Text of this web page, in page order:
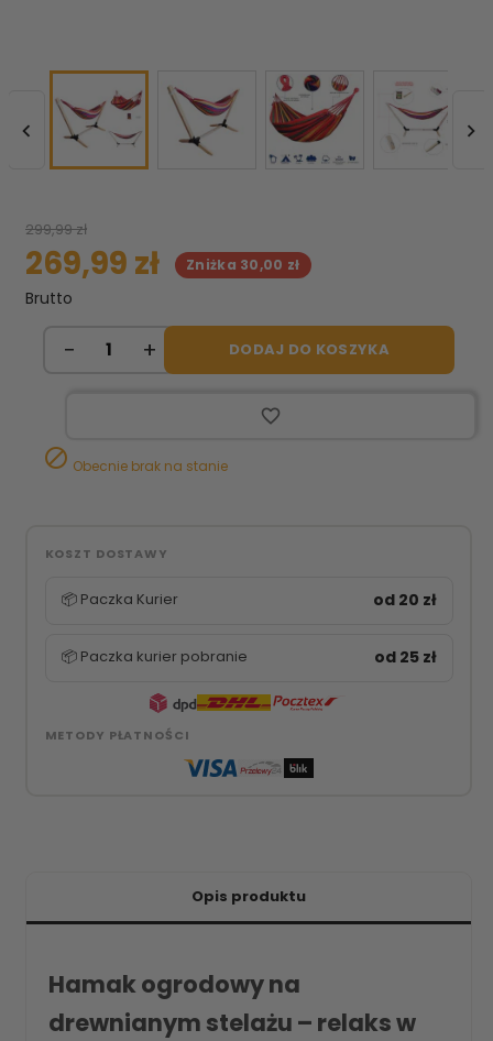
 
299,99 zł
269,99 zł Zniżka 30,00 zł
Brutto
DODAJ DO KOSZYKA
favorite_border
 Obecnie brak na stanie
KOSZT DOSTAWY
📦 Paczka Kurier od 20 zł
📦 Paczka kurier pobranie od 25 zł
METODY PŁATNOŚCI
Opis produktu
Hamak ogrodowy na
drewnianym stelażu – relaks w